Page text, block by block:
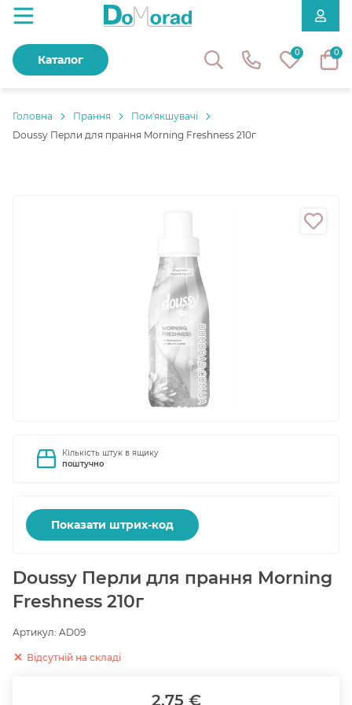
0 0
Каталог
Головнa Прання
Пом'якшувачі
Doussy Перли для прання Morning Freshness 210г
Кількість штук в ящику
поштучно
Показати штрих-код
Doussy Перли для прання Morning
Freshness 210г
Артикул: AD09
Відсутній на складі
2.75 €